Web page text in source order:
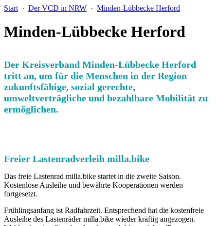
Start · Der VCD in NRW · Minden-Lübbecke Herford
Minden-Lübbecke Herford
Der Kreisverband Minden-Lübbecke Herford
tritt an, um für die Menschen in der Region
zukunftsfähige, sozial gerechte,
umweltverträgliche und bezahlbare Mobilität zu
ermöglichen.
Freier Lastenradverleih milla.bike
Das freie Lastenrad milla.bike startet in die zweite Saison.
Kostenlose Ausleihe und bewährte Kooperationen werden
fortgesetzt.
Frühlingsanfang ist Radfahrzeit. Entsprechend hat die kostenfreie
Ausleihe des Lastenräder milla.bike wieder kräftig angezogen.